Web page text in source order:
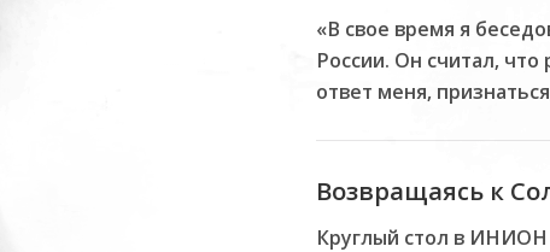
«В свое время я
России. Он считал,
ответ меня,
Возвращаясь к
Круглый стол в ИНИОН